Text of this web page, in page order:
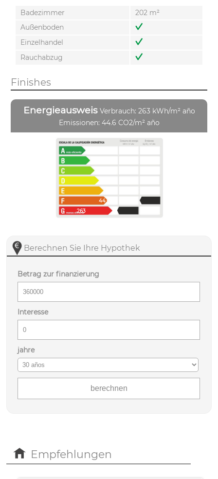
Badezimmer
202 m²
Außenboden
Einzelhandel
Rauchabzug
Finishes
Energieausweis Verbrauch: 263 kWh/m² año
Emissionen: 44.6 CO2/m² año
263
44.6
Berechnen Sie Ihre Hypothek
Betrag zur finanzierung
Interesse
jahre
Empfehlungen